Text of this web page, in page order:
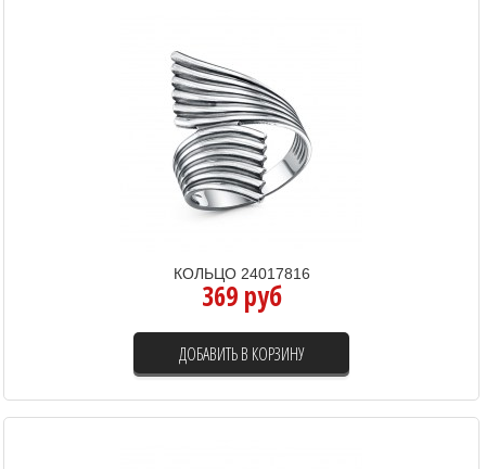
КОЛЬЦО 24017816
369 руб
ДОБАВИТЬ В КОРЗИНУ